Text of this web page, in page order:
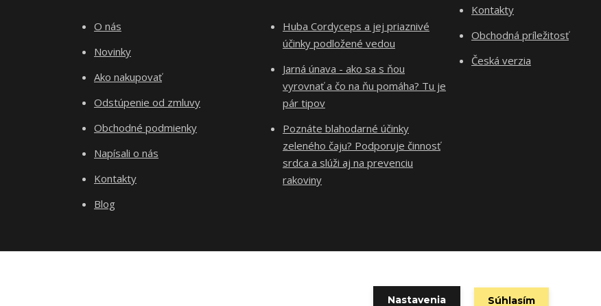
O nás
Novinky
Ako nakupovať
Odstúpenie od zmluvy
Obchodné podmienky
Napísali o nás
Kontakty
Blog
Huba Cordyceps a jej priaznivé
účinky podložené vedou
Jarná únava - ako sa s ňou
vyrovnať a čo na ňu pomáha? Tu je
pár tipov
Poznáte blahodarné účinky
zeleného čaju? Podporuje činnosť
srdca a slúži aj na prevenciu
rakoviny
Kontakty
Obchodná príležitosť
Česká verzia
Copyright ©2023 Zdravie, krása & úspech - www.imunita-krasa.sk
Nastavenia Súhlasím